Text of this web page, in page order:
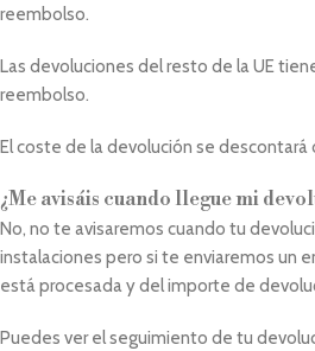
reembolso.
Las devoluciones del resto de la UE
reembolso.
El coste de la devolución se
¿Me avisáis cuando llegue mi
No, no te avisaremos cuando tu
instalaciones pero si te enviaremos un
está procesada y del importe de
Puedes ver el seguimiento de tu